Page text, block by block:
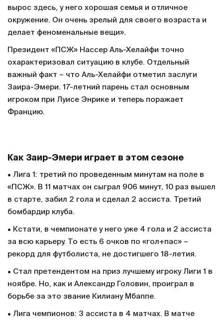
вырос здесь, у него хорошая семья и отличное
окружение. Он очень зрелый для своего возраста и
делает феноменальные вещи».
Президент «ПСЖ» Нассер Аль-Хелайфи точно
охарактеризовал ситуацию в клубе. Отдельный
важный факт – что Аль-Хелайфи отметил заслуги
Заира-Эмери. 17-летний парень стал основным
игроком при Луисе Энрике и теперь поражает
Францию.
Как Заир-Эмери играет в этом сезоне
• Лига 1: третий по проведенным минутам на поле в
«ПСЖ». В 11 матчах он сыграл 906 минут, 10 раз вышел
в старте, забил 2 гола и сделал 2 ассиста. Третий
бомбардир клуба.
• Кстати, в чемпионате у него уже 4 гола и 2 ассиста
за всю карьеру. То есть 6 очков по «гол+пас» –
рекорд для футболиста, не достигшего 18-летия.
• Стал претендентом на приз лучшему игроку Лиги 1 в
ноябре. Но, как и Александр Головин, проиграл в
борьбе за это звание Килиану Мбаппе.
• Лига чемпионов: 3 ассиста в 4 матчах. В матче